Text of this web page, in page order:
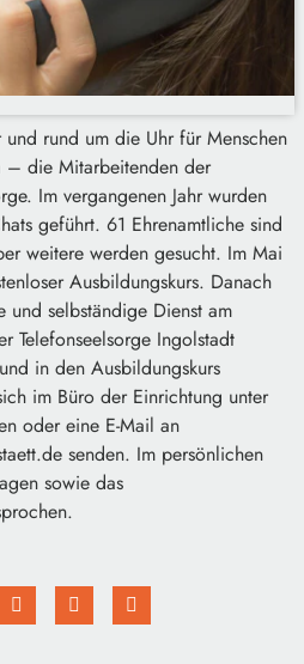
und rund um die Uhr für Menschen
– die Mitarbeitenden der
Im vergangenen Jahr wurden
geführt. 61 Ehrenamtliche sind
weitere werden gesucht. Im Mai
Ausbildungskurs. Danach
und selbständige Dienst am
Telefonseelsorge Ingolstadt
in den Ausbildungskurs
im Büro der Einrichtung unter
oder eine E-Mail an
senden. Im persönlichen
sowie das